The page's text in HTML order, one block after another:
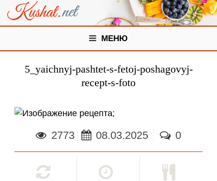
МЕНЮ
5_yaichnyj-pashtet-s-fetoj-poshagovyj-
recept-s-foto
;
2773 08.03.2025 0